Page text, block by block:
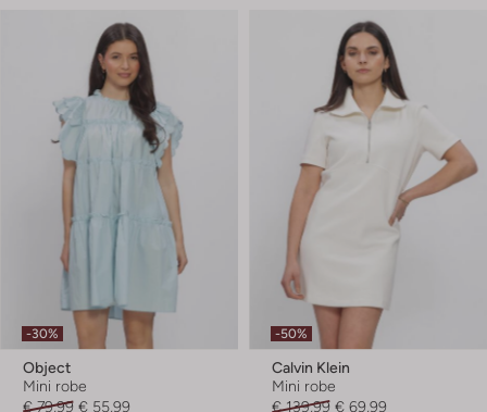
-30%
Object
Mini robe
€ 79,99 € 55,99
-50%
Calvin Klein
Mini robe
€ 139,99 € 69,99